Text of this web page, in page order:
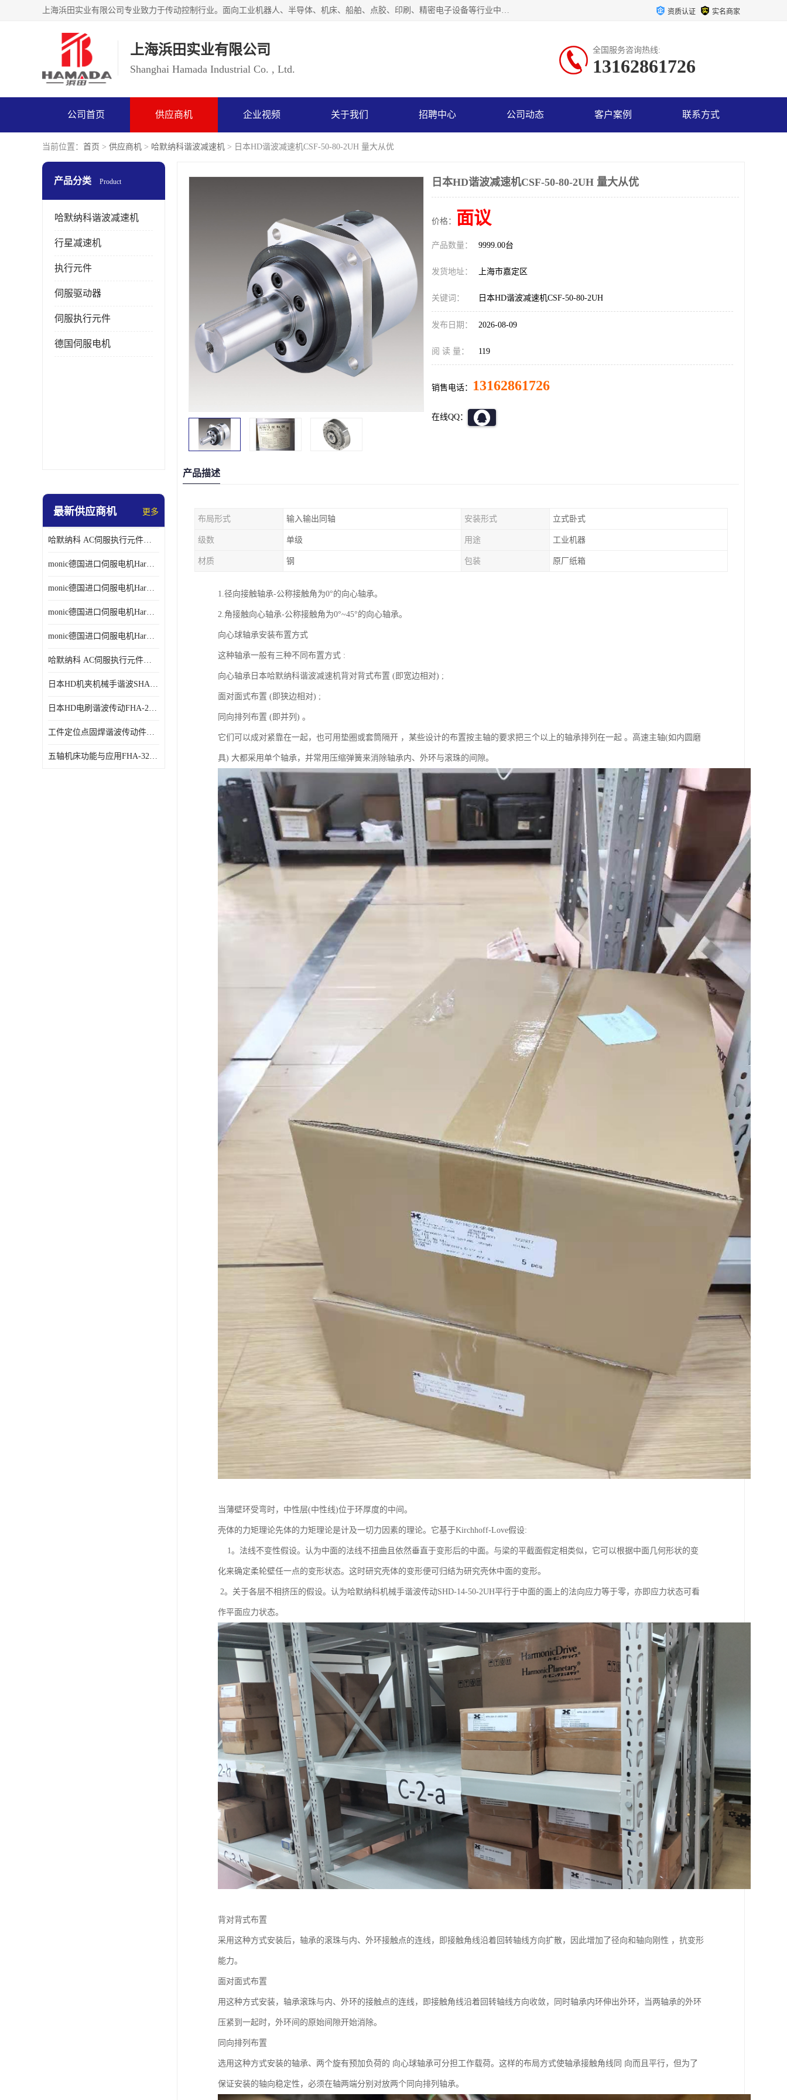
上海浜田实业有限公司专业致力于传动控制行业。面向工业机器人、半导体、机床、船舶、点胶、印刷、精密电子设备等行业中的运动控制技术。为日本哈默纳科（HarmonicDrive简称HD）中国地区定代理商，其生产的HarmonicDrive谐波减速机，具有轻量、小型、传动效率高、减速范围广、精度高等特点，被广泛应用于各种传动系统中。完善的技术，完善的售后，让您的选择无后顾之忧，欢迎您的来电洽谈！ 资质认证 实名商家
上海浜田实业有限公司
Shanghai Hamada Industrial Co. , Ltd.
全国服务咨询热线:
13162861726
公司首页 供应商机 企业视频 关于我们 招聘中心 公司动态 客户案例 联系方式
当前位置： 首页 > 供应商机 > 哈默纳科谐波减速机 > 日本HD谐波减速机CSF-50-80-2UH 量大从优
产品分类 Product
哈默纳科谐波减速机
行星减速机
执行元件
伺服驱动器
伺服执行元件
德国伺服电机
最新供应商机 更多
哈默纳科 AC伺服执行元件扁平型SHA系列 议价
monic德国进口伺服电机Har中国总代理单价
monic德国进口伺服电机Har中国总代理代理
monic德国进口伺服电机Har中国总代理公司
monic德国进口伺服电机Har中国总代理供应
哈默纳科 AC伺服执行元件扁平型SHA系列
日本HD机夹机械手谐波SHA32A120CG-B12B
日本HD电刷谐波传动FHA-25C-50-E250-C
工件定位点固焊谐波传动件哈默纳科CSF-45-100-2UH
五轴机床功能与应用FHA-32C-50-US250
日本HD谐波减速机CSF-50-80-2UH 量大从优
价格： 面议
产品数量： 9999.00台
发货地址： 上海市嘉定区
关键词： 日本HD谐波减速机CSF-50-80-2UH
发布日期： 2026-08-09
阅 读 量： 119
销售电话： 13162861726
在线QQ：
产品描述
布局形式 输入输出同轴 安装形式 立式卧式
级数 单级 用途 工业机器
材质 钢 包装 原厂纸箱
1.径向接触轴承-公称接触角为0°的向心轴承。
2.角接触向心轴承-公称接触角为0°~45°的向心轴承。
向心球轴承安装布置方式
这种轴承一般有三种不同布置方式 :
向心轴承日本哈默纳科谐波减速机背对背式布置 (即宽边相对) ;
面对面式布置 (即狭边相对) ;
同向排列布置 (即并列) 。
它们可以成对紧靠在一起，也可用垫圈或套筒隔开 ，某些设计的布置按主轴的要求把三个以上的轴承排列在一起 。高速主轴(如内圆磨
具) 大都采用单个轴承，并常用压缩弹簧来消除轴承内、外环与滚珠的间隙。
当薄壁环受弯时，中性层(中性线)位于环厚度的中间。
壳体的力矩理论先体的力矩理论是计及一切力因素的理论。它基于Kirchhoff-Love假设:
1。法线不变性假设。认为中面的法线不扭曲且依然垂直于变形后的中面。与梁的平截面假定相类似，它可以根据中面几何形状的变
化来确定柔轮壁任一点的变形状态。这时研究壳体的变形便可归结为研究壳休中面的变形。
2。关于各层不相挤压的假设。认为哈默纳科机械手谐波传动SHD-14-50-2UH平行于中面的面上的法向应力等于零，亦即应力状态可看
作平面应力状态。
背对背式布置
采用这种方式安装后，轴承的滚珠与内、外环接触点的连线，即接触角线沿着回转轴线方向扩散，因此增加了径向和轴向刚性 ，抗变形
能力。
面对面式布置
用这种方式安装，轴承滚珠与内、外环的接触点的连线，即接触角线沿着回转轴线方向收敛，同时轴承内环伸出外环，当两轴承的外环
压紧到一起时，外环间的原始间隙开始消除。
同向排列布置
选用这种方式安装的轴承、两个旋有预加负荷的 向心球轴承可分担工作载荷。这样的布局方式使轴承接触角线同 向而且平行，但为了
保证安装的轴向稳定性，必须在轴两端分别对放两个同向排列轴承。